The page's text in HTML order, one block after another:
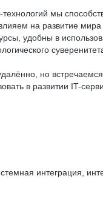
мы
на развитие мира
удобны в
но
в развитии IT-
интеграция,